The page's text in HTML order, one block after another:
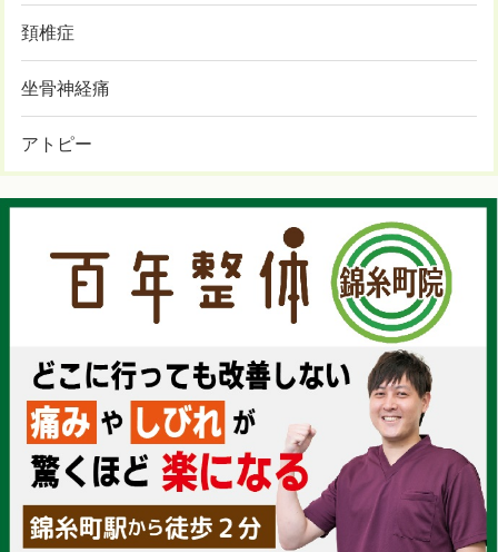
頚椎症
坐骨神経痛
アトピー